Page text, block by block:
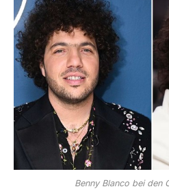
Benny Blanco bei den